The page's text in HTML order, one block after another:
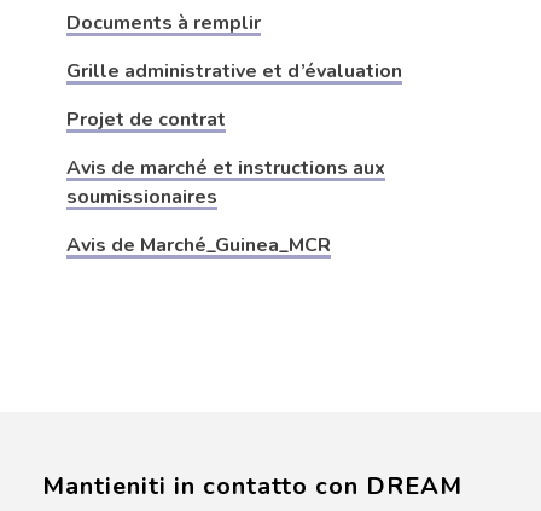
Documents à remplir
Grille administrative et d’évaluation
Projet de contrat
Avis de marché et instructions aux
soumissionaires
Avis de Marché_Guinea_MCR
Mantieniti in contatto con DREAM